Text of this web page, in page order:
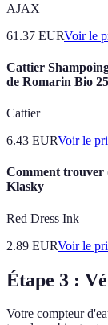
AJAX
61.37 EURVoir le
Cattier
de Romarin Bio
Cattier
6.43 EURVoir le
Comment trouver
Klasky
Red Dress Ink
2.89 EURVoir le
Étape 3 :
Votre compteur